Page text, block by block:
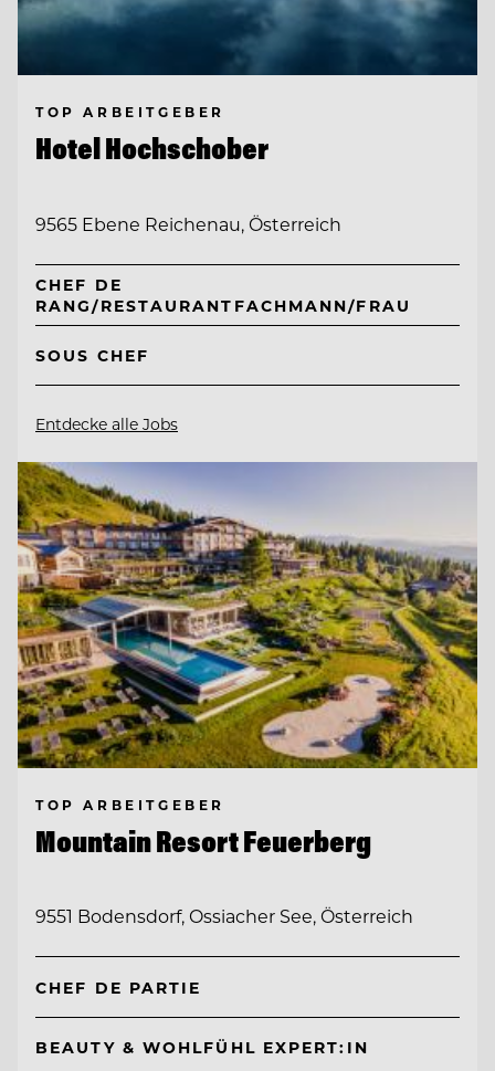
TOP ARBEITGEBER
Hotel Hochschober
9565 Ebene Reichenau, Österreich
CHEF DE
RANG/RESTAURANTFACHMANN/FRAU
SOUS CHEF
Entdecke alle Jobs
TOP ARBEITGEBER
Mountain Resort Feuerberg
9551 Bodensdorf, Ossiacher See, Österreich
CHEF DE PARTIE
BEAUTY & WOHLFÜHL EXPERT:IN